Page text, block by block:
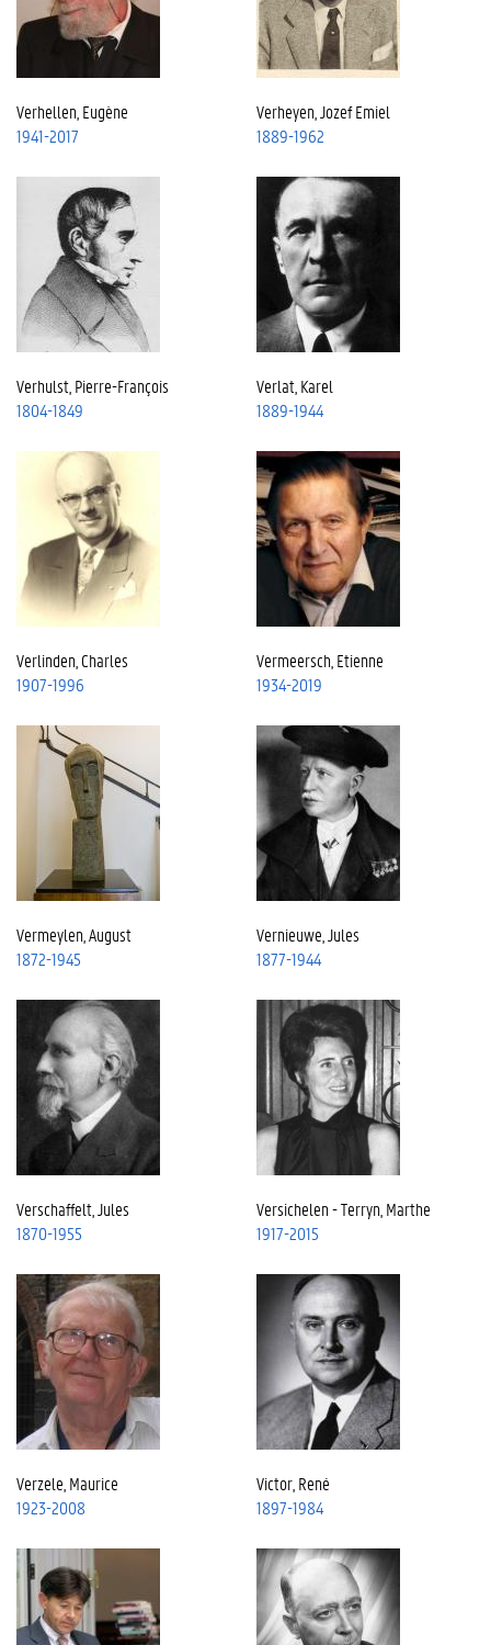
Verhellen, Eugène
1941-2017
Verheyen, Jozef Emiel
1889-1962
Verhulst, Pierre-François
1804-1849
Verlat, Karel
1889-1944
Verlinden, Charles
1907-1996
Vermeersch, Etienne
1934-2019
Vermeylen, August
1872-1945
Vernieuwe, Jules
1877-1944
Verschaffelt, Jules
1870-1955
Versichelen - Terryn, Marthe
1917-2015
Verzele, Maurice
1923-2008
Victor, René
1897-1984